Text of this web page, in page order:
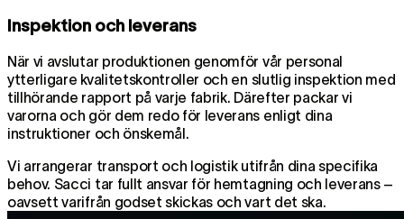
Inspektion och leverans
När vi avslutar produktionen genomför vår personal
ytterligare kvalitetskontroller och en slutlig inspektion med
tillhörande rapport på varje fabrik. Därefter packar vi
varorna och gör dem redo för leverans enligt dina
instruktioner och önskemål.
Vi arrangerar transport och logistik utifrån dina specifika
behov. Sacci tar fullt ansvar för hemtagning och leverans –
oavsett varifrån godset skickas och vart det ska.